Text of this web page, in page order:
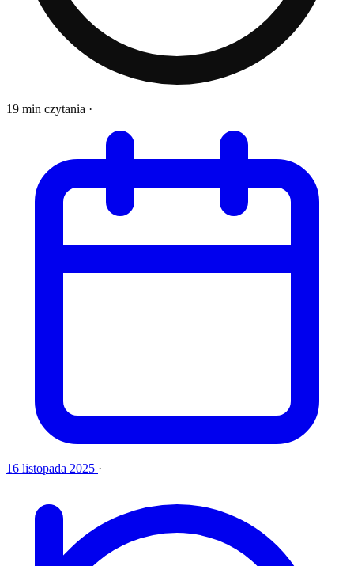
19 min czytania ·
16 listopada 2025 ·